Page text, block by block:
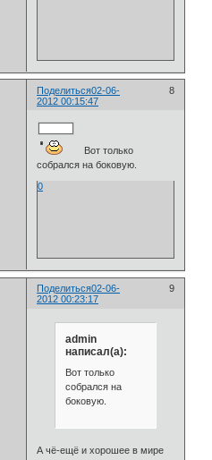
Поделиться 8
02-06-
2012 00:15:47
Вот только
собрался на боковую.
0
Поделиться 9
02-06-
2012 00:23:17
admin
написал(а):
Вот только
собрался на
боковую.
А чё-ещё и хорошее в мире